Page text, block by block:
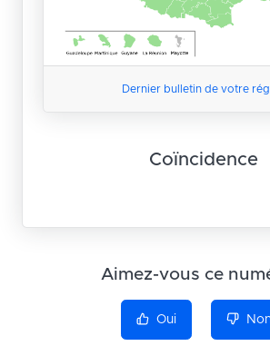
Dernier bulletin de votre
Coïncidence
Aimez-vous ce
Oui